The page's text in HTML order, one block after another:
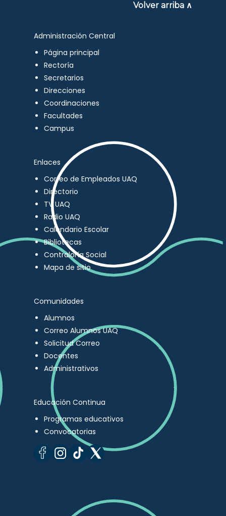
Volver arriba ∧
Administración Central
Página principal
Rectoría
Secretarios
Direcciones
Coordinaciones
Facultades
Campus
Enlaces
Correo de Empleados UAQ
Directorio
TV UAQ
Radio UAQ
Calendario Escolar
Bibliotecas
Contraloría Social
Mapa de sitio
Comunidades
Alumnos
Correo Alumnos UAQ
Solicitud Correo
Docentes
Administrativos
Educación Continua
Programas educativos
Convocatorias